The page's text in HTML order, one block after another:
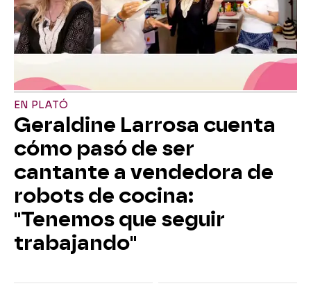
EN PLATÓ
Geraldine Larrosa cuenta
cómo pasó de ser
cantante a vendedora de
robots de cocina:
"Tenemos que seguir
trabajando"